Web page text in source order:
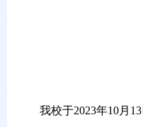
我校于2023年10月 13